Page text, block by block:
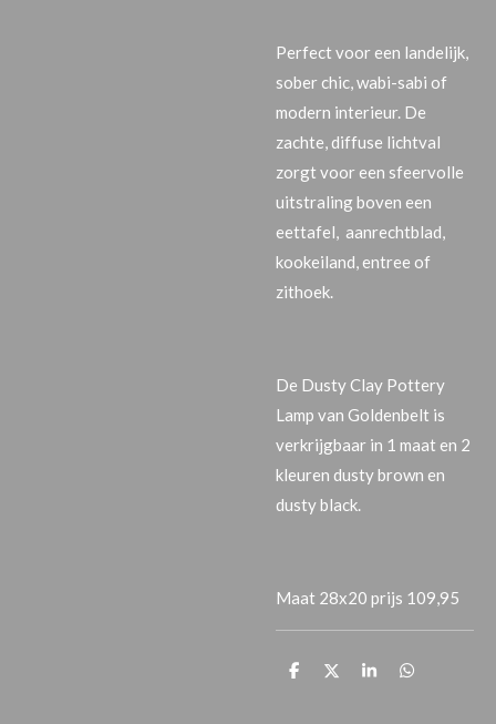
Perfect voor een landelijk,
sober chic, wabi-sabi of
modern interieur. De
zachte, diffuse lichtval
zorgt voor een sfeervolle
uitstraling boven een
eettafel, aanrechtblad,
kookeiland, entree of
zithoek.
De Dusty Clay Pottery
Lamp van Goldenbelt is
verkrijgbaar in 1 maat en 2
kleuren dusty brown en
dusty black.
Maat 28x20 prijs 109,95
T
T
T
T